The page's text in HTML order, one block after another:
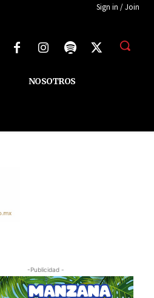
Sign in / Join
NOSOTROS
-Publicidad -